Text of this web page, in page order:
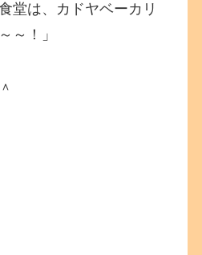
堂は、カドヤベーカリ
～！」